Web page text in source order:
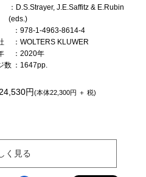
：D.S.Strayer, J.E.Saffitz & E.Rubin
(eds.)
：978-1-4963-8614-4
：WOLTERS KLUWER
：2020年
数 ：1647pp.
円(本体22,300円 ＋ 税)
く見る